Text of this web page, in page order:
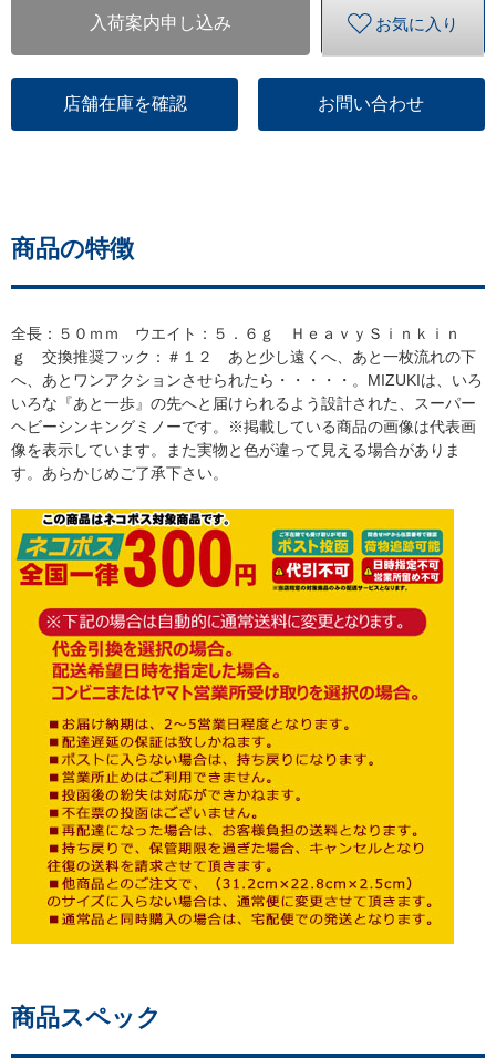
入荷案内申し込み お気に入り
店舗在庫を確認 お問い合わせ
商品の特徴
全長：５０ｍｍ ウエイト：５．６ｇ ＨｅａｖｙＳｉｎｋｉｎ
ｇ 交換推奨フック：＃１２ あと少し遠くへ、あと一枚流れの下
へ、あとワンアクションさせられたら・・・・・。MIZUKIは、いろ
いろな『あと一歩』の先へと届けられるよう設計された、スーパー
ヘビーシンキングミノーです。※掲載している商品の画像は代表画
像を表示しています。また実物と色が違って見える場合がありま
す。あらかじめご了承下さい。
商品スペック